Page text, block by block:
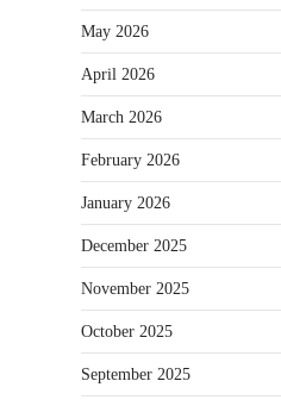
May 2026
April 2026
March 2026
February 2026
January 2026
December 2025
November 2025
October 2025
September 2025